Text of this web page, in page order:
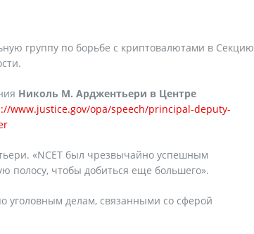
группу по борьбе с криптовалютами в Секцию
Николь М. Арджентьери в Центре
www.justice.gov/opa/speech/principal-deputy-
«NCET был чрезвычайно успешным
полосу, чтобы добиться еще большего».
уголовным делам, связанными со сферой